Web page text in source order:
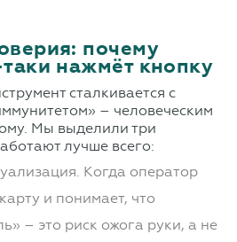
почему
нажмёт кнопку
сталкивается с
– человеческим
Мы выделили три
лучше всего:
Когда оператор
и понимает, что
– это риск ожога руки, а не